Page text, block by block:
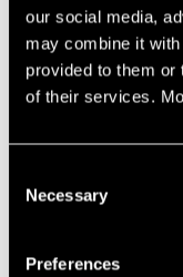
our social media,
may combine it
provided to them or
of their services.
Selection
Necessary
Preferences
Valtionavustus
haettavaksi
rahoitus- ja
hakuohje
kustannuksista